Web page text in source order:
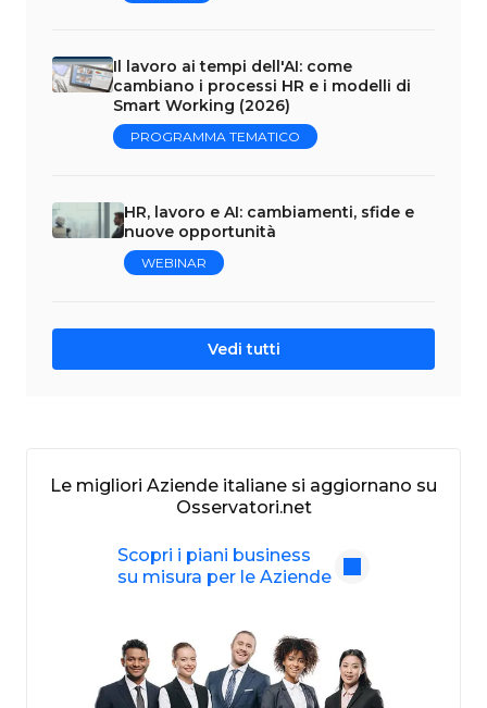
Il lavoro ai tempi dell'AI: come
cambiano i processi HR e i modelli di
Smart Working (2026)
PROGRAMMA TEMATICO
HR, lavoro e AI: cambiamenti, sfide e
nuove opportunità
WEBINAR
Vedi tutti
Le migliori Aziende italiane si aggiornano su
Osservatori.net
Scopri i piani business
su misura per le Aziende